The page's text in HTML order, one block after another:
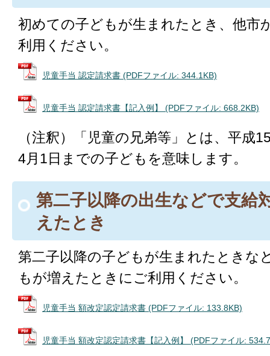
初めての子どもが生まれたとき、他市
利用ください。
児童手当 認定請求書 (PDFファイル: 344.1KB)
児童手当 認定請求書【記入例】 (PDFファイル: 668.2KB)
（注釈）「児童の兄弟等」とは、平成
4月1日までの子どもを意味します。
第二子以降の出生などで支給
えたとき
第二子以降の子どもが生まれたときな
もが増えたときにご利用ください。
児童手当 額改定認定請求書 (PDFファイル: 133.8KB)
児童手当 額改定認定請求書【記入例】 (PDFファイル: